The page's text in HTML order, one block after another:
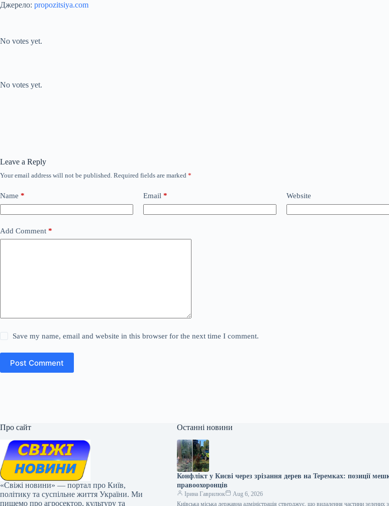
Джерело: propozitsiya.com
No votes yet.
No votes yet.
Leave a Reply
Your email address will not be published. Required fields are marked *
Name * Email * Website
Add Comment *
Save my name, email and website in this browser for the next time I comment.
Post Comment
Про сайт
«Свіжі новини» — портал про Київ,
політику та суспільне життя України. Ми
пишемо про агросектор, культуру та
Останні новини
Конфлікт у Києві через зрізання дерев на Теремках: позиції
правоохоронців
Ірина Гаврилюк
Aug 6, 2026
Київська міська державна адміністрація стверджує, що видалення частини